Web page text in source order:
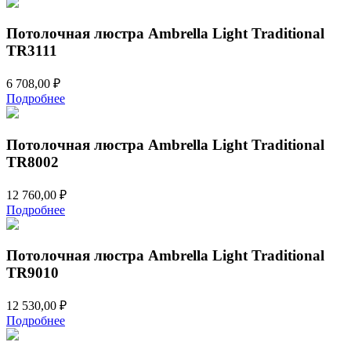
Потолочная люстра Ambrella Light Traditional
TR3111
6 708,00 ₽
Подробнее
Потолочная люстра Ambrella Light Traditional
TR8002
12 760,00 ₽
Подробнее
Потолочная люстра Ambrella Light Traditional
TR9010
12 530,00 ₽
Подробнее